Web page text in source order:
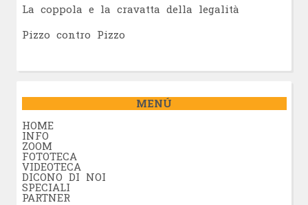
La coppola e la cravatta della legalità
Pizzo contro Pizzo
MENÚ
HOME
INFO
ZOOM
FOTOTECA
VIDEOTECA
DICONO DI NOI
SPECIALI
PARTNER